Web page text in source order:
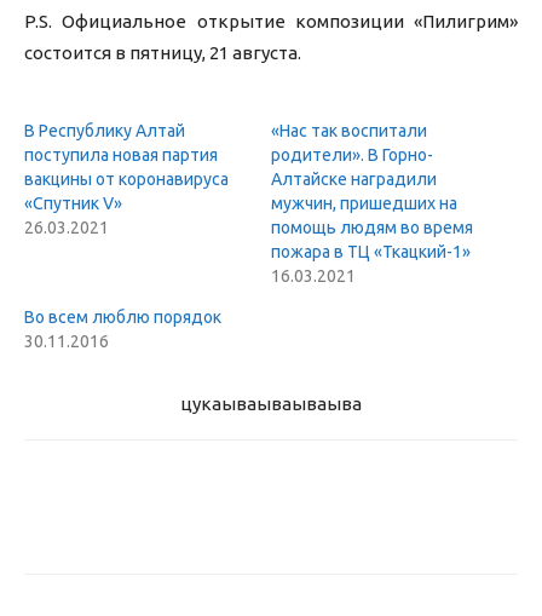
P.S. Официальное открытие композиции «Пилигрим»
состоится в пятницу, 21 августа.
В Республику Алтай
поступила новая партия
вакцины от коронавируса
«Спутник V»
26.03.2021
«Нас так воспитали
родители». В Горно-
Алтайске наградили
мужчин, пришедших на
помощь людям во время
пожара в ТЦ «Ткацкий-1»
16.03.2021
Во всем люблю порядок
30.11.2016
цукаываываываыва